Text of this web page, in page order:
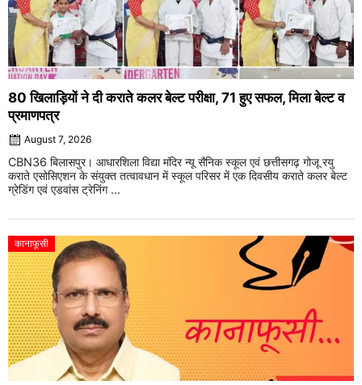
80 खिलाड़ियों ने दी कराते कलर बेल्ट परीक्षा, 71 हुए सफल, मिला बेल्ट व
प्रमाणपत्र
August 7, 2026
CBN36 बिलासपुर। आधारशिला विद्या मंदिर न्यू सैनिक स्कूल एवं छत्तीसगढ़ गोजू रयु
कराते एसोसिएशन के संयुक्त तत्वावधान में स्कूल परिसर में एक दिवसीय कराते कलर बेल्ट
ग्रेडिंग एवं एडवांस ट्रेनिंग ...
कानाफूसी